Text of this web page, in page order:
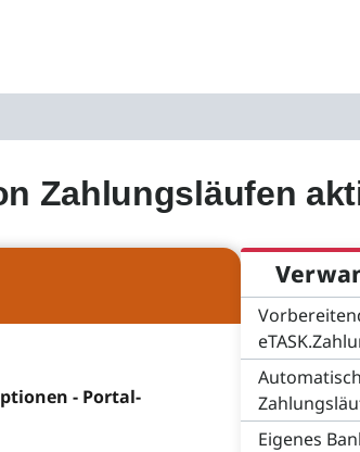
Zahlungsläufen
- Portal-
Eigenes